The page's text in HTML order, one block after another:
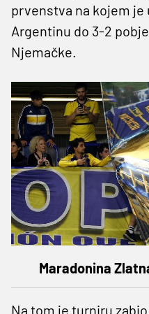
prvenstva na kojem
Argentinu do 3-2
Njemačke.
Maradonina
Na tom je turniru